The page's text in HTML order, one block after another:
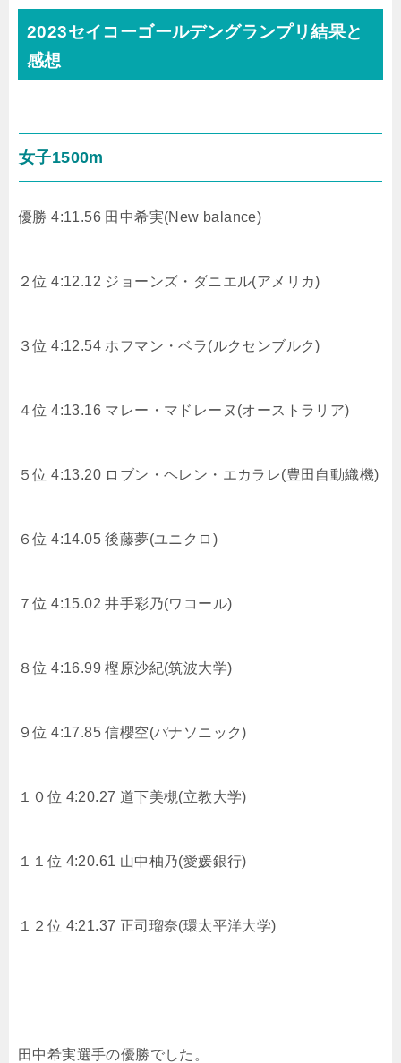
2023セイコーゴールデングランプリ結果と
感想
女子1500m
優勝 4:11.56 田中希実(New balance)
２位 4:12.12 ジョーンズ・ダニエル(アメリカ)
３位 4:12.54 ホフマン・ベラ(ルクセンブルク)
４位 4:13.16 マレー・マドレーヌ(オーストラリア)
５位 4:13.20 ロブン・ヘレン・エカラレ(豊田自動織機)
６位 4:14.05後藤夢(ユニクロ)
７位 4:15.02井手彩乃(ワコール)
８位 4:16.99樫原沙紀(筑波大学)
９位 4:17.85信櫻空(パナソニック)
１０位 4:20.27 道下美槻(立教大学)
１１位 4:20.61 山中柚乃(愛媛銀行)
１２位 4:21.37 正司瑠奈(環太平洋大学)
田中希実選手の優勝でした。